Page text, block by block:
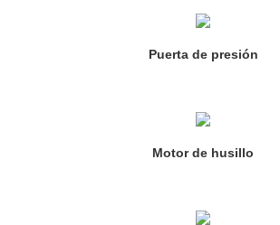
Puerta de presión
Motor de husillo